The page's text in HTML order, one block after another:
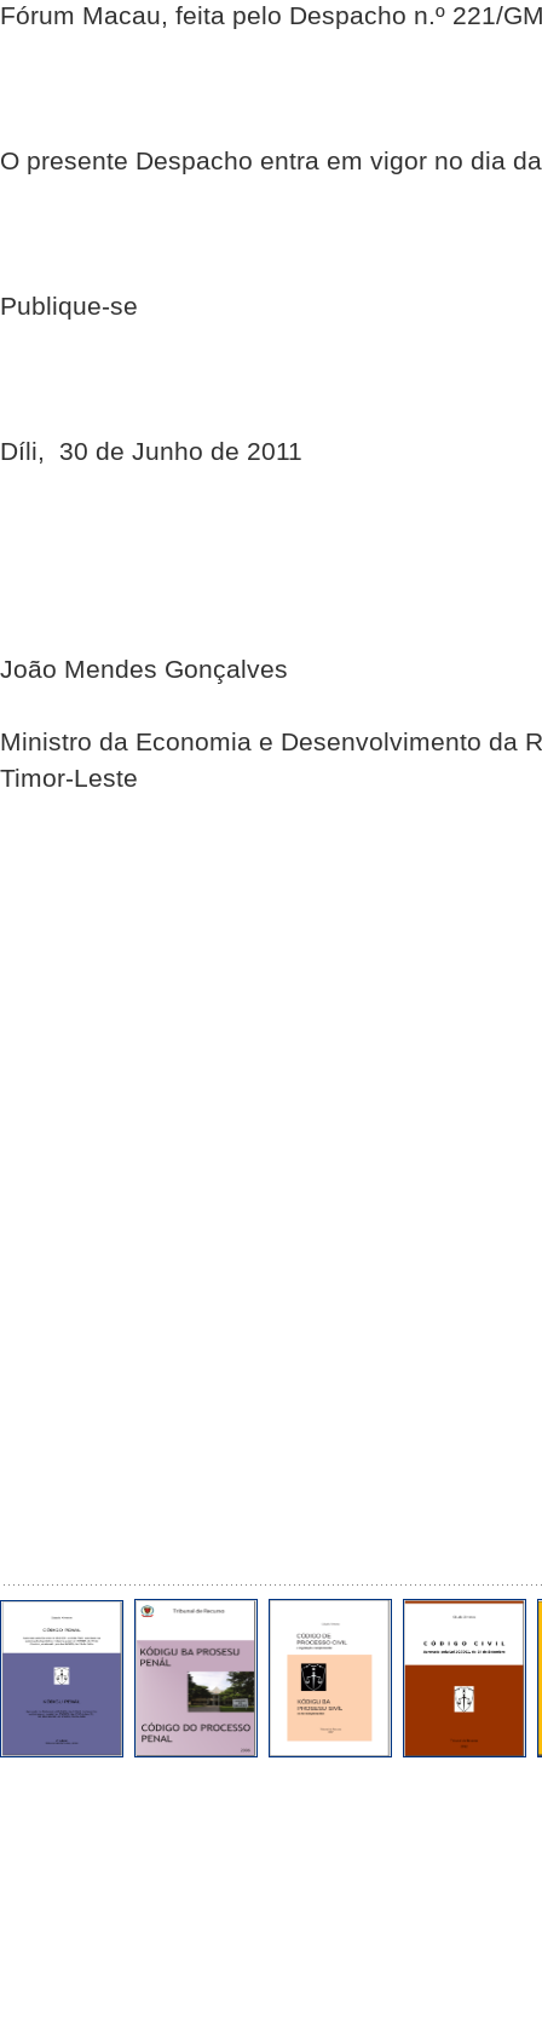
Fórum Macau, feita pelo Despacho n.º 221/
O presente Despacho entra em vigor no dia
Publique-se
Díli, 30 de Junho de 2011
João Mendes Gonçalves
Ministro da Economia e Desenvolvimento da
Timor-Leste